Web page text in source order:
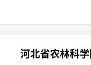
河北省农林科